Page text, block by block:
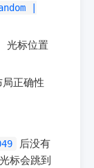
|
光标位置
正确性
后没有
标会跳到